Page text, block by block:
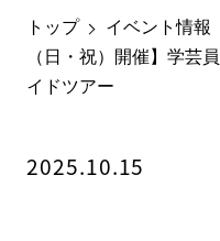
トップ イベント情報
（日・祝）開催】学芸
イドツアー
2025.10.15